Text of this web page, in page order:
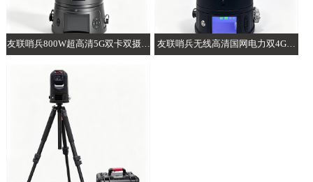
友联哨兵800W超高清5G双卡双摄AI 友联哨兵无线高清国网电力双4G智